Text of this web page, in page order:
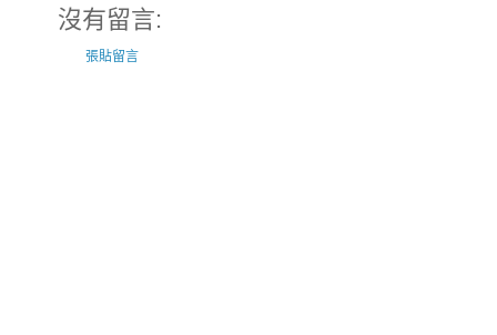
沒有留言:
張貼留言